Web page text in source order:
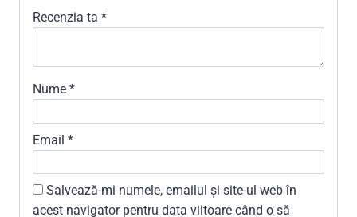
Recenzia ta *
Nume *
Email *
Salvează-mi numele, emailul și site-ul web în
acest navigator pentru data viitoare când o să